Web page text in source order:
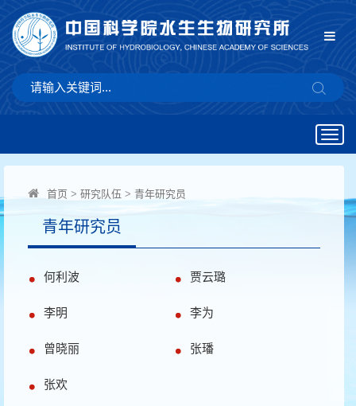
首页 > 研究队伍 > 青年研究员
青年研究员
何利波 贾云璐
李明 李为
曾晓丽 张璠
张欢